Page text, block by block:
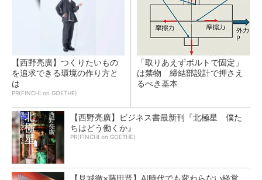
【西野亮廣】つくりたいもの
を追求できる環境の作り方と
は
PR(FINCHI on GOETHE)
「取りあえずボルトで固定」
は禁物 締結部設計で押さえ
るべき基本
【西野亮廣】ビジネス書最新刊『北極星 僕た
ちはどう働くか』
PR(FINCHI on GOETHE)
【見城徹×藤田晋】AI時代でも変わらない経営